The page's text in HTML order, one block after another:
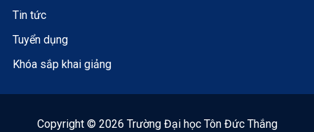
Tin tức
Tuyển dụng
Khóa sắp khai giảng
Copyright © 2026 Trường Đại học Tôn Đức Thắng